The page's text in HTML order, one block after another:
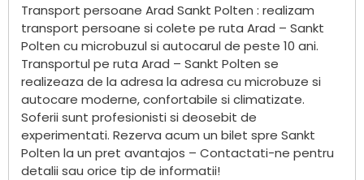
Transport persoane Arad Sankt Polten : realizam
transport persoane si colete pe ruta Arad – Sankt
Polten cu microbuzul si autocarul de peste 10 ani.
Transportul pe ruta Arad – Sankt Polten se
realizeaza de la adresa la adresa cu microbuze si
autocare moderne, confortabile si climatizate.
Soferii sunt profesionisti si deosebit de
experimentati. Rezerva acum un bilet spre Sankt
Polten la un pret avantajos – Contactati-ne pentru
detalii sau orice tip de informatii!